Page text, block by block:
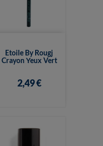
Etoile By Rougj
Crayon Yeux Vert
2,49 €